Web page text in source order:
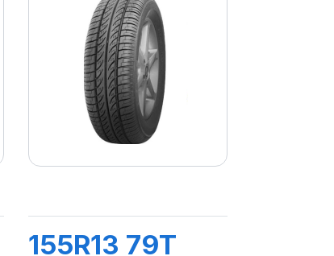
155R13 79T